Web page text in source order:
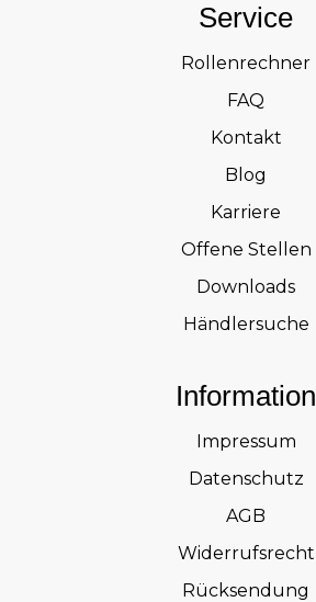
Service
Rollenrechner
FAQ
Kontakt
Blog
Karriere
Offene Stellen
Downloads
Händlersuche
Information
Impressum
Datenschutz
AGB
Widerrufsrecht
Rücksendung